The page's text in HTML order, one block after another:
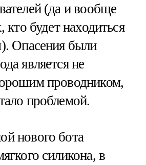
(да и вообще
кто будет находиться
Опасения были
является не
проводником,
проблемой.
нового бота
силикона, в